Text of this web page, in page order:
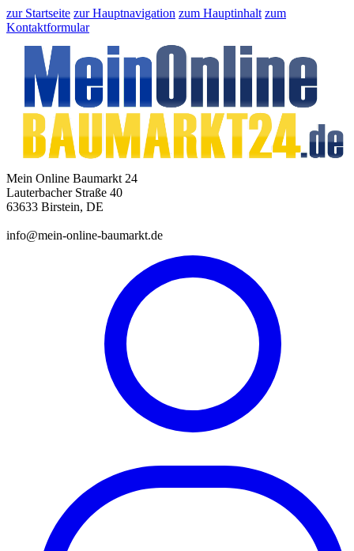
zur Startseite zur Hauptnavigation zum Hauptinhalt zum
Kontaktformular
Mein Online Baumarkt 24
Lauterbacher Straße 40
63633 Birstein, DE
info@mein-online-baumarkt.de